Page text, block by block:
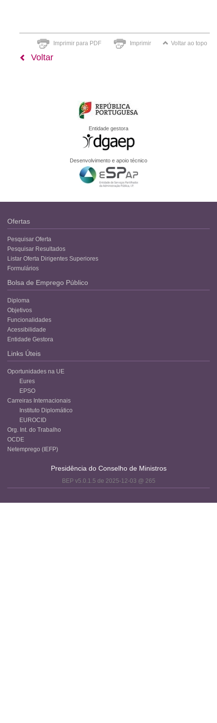
Imprimir para PDF Imprimir Voltar ao topo
Voltar
Entidade gestora
Desenvolvimento e apoio técnico
Ofertas
Pesquisar Oferta
Pesquisar Resultados
Listar Oferta Dirigentes Superiores
Formulários
Bolsa de Emprego Público
Diploma
Objetivos
Funcionalidades
Acessibilidade
Entidade Gestora
Links Úteis
Oportunidades na UE
Eures
EPSO
Carreiras Internacionais
Instituto Diplomático
EUROCID
Org. Int. do Trabalho
OCDE
Netemprego (IEFP)
Presidência do Conselho de Ministros
BEP v5.0.1.5 de 2025-12-03 @ 265